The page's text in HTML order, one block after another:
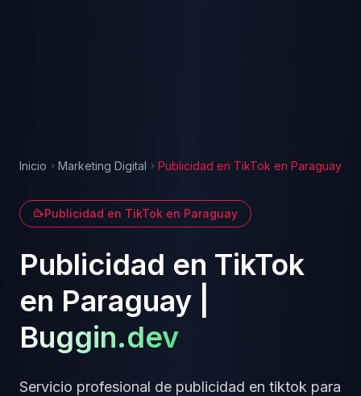
Inicio Marketing Digital Publicidad en TikTok en Paraguay
Publicidad en TikTok en Paraguay
Publicidad en TikTok
en Paraguay
Buggin.dev
Servicio profesional de publicidad en tiktok para